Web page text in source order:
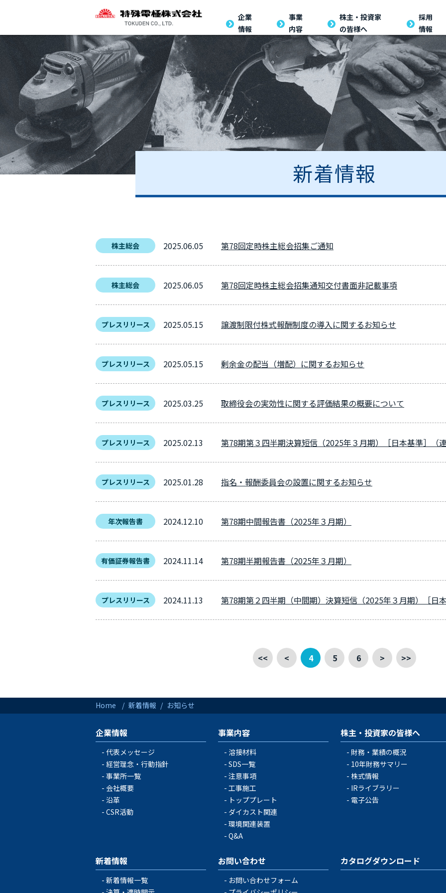
企業
情報
事業
内容
株主・投資家
の皆様へ
採用
情報
新着情報
株主総会 2025.06.05 第78回定時株主総会招集ご通知
株主総会 2025.06.05 第78回定時株主総会招集通知交付書面非記載事項
プレスリリース 2025.05.15 譲渡制限付株式報酬制度の導入に関するお知らせ
プレスリリース 2025.05.15 剰余金の配当（増配）に関するお知らせ
プレスリリース 2025.03.25 取締役会の実効性に関する評価結果の概要について
プレスリリース 2025.02.13 第78期第３四半期決算短信（2025年３月期）［日本基準］（
プレスリリース 2025.01.28 指名・報酬委員会の設置に関するお知らせ
年次報告書 2024.12.10 第78期中間報告書（2025年３月期）
有価証券報告書 2024.11.14 第78期半期報告書（2025年３月期）
プレスリリース 2024.11.13 第78期第２四半期（中間期）決算短信（2025年３月期）［日
<< < 4 5 6 > >>
Home 新着情報 お知らせ
企業情報
代表メッセージ
経営理念・行動指針
事業所一覧
会社概要
沿革
CSR活動
事業内容
溶接材料
SDS一覧
注意事項
工事施工
トッププレート
ダイカスト関連
環境関連装置
Q&A
株主・投資家の皆様へ
財務・業績の概況
10年財務サマリー
株式情報
IRライブラリー
電子公告
新着情報
新着情報一覧
お問い合わせ
お問い合わせフォーム
カタログダウンロード